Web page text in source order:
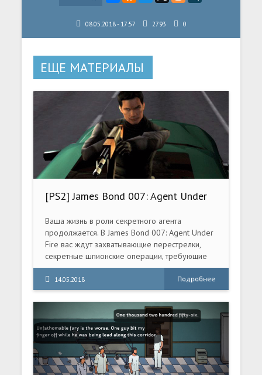
08.05.2018 - 17:57 2793 0
ЕЩЕ МАТЕРИАЛЫ
[PS2] James Bond 007: Agent Under
Fire [RUS/Multi5|PAL]
Ваша жизнь в роли секретного агента
продолжается. В James Bond 007: Agent Under
Fire вас ждут захватывающие перестрелки,
секретные шпионские операции, требующие
скрытности и незаметности и, конечно же,
умопомрачительные погони.
14.05.2018 Подробнее